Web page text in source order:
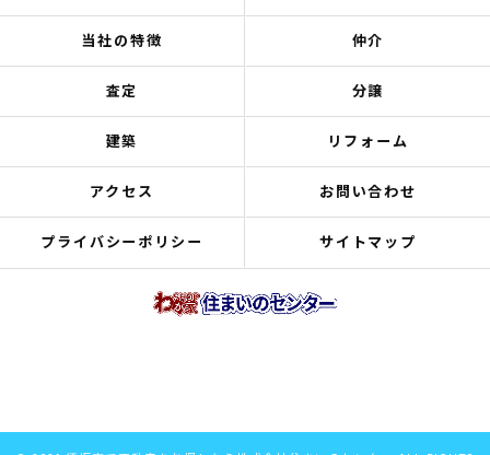
当社の特徴 仲介
査定 分譲
建築 リフォーム
アクセス お問い合わせ
プライバシーポリシー サイトマップ